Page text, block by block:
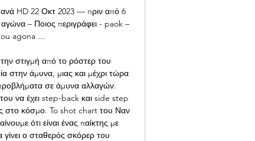
HD 22 Οκτ 2023 — πριν από 6
– Ποιος περιγράφει - paok –
agona ...
στιγμή από το ρόστερ του
στην άμυνα, μιας και μέχρι τώρα
προβλήματα σε άμυνα αλλαγών.
να έχει step-back και side step
στο κόσμο. To shot chart του Ναν
ότι είναι ένας παίκτης με
γίνει ο σταθερός σκόρερ του